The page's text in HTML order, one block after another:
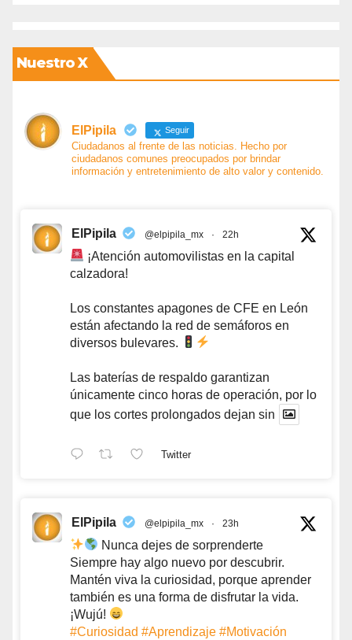
Nuestro X
ElPipila Seguir
Ciudadanos al frente de las noticias. Hecho por
ciudadanos comunes preocupados por brindar
información y entretenimiento de alto valor y contenido.
ElPipila @elpipila_mx · 22h
¡Atención automovilistas en la capital
calzadora!
Los constantes apagones de CFE en León
están afectando la red de semáforos en
diversos bulevares.
Las baterías de respaldo garantizan
únicamente cinco horas de operación, por lo
que los cortes prolongados dejan sin
Twitter
ElPipila @elpipila_mx · 23h
Nunca dejes de sorprenderte
Siempre hay algo nuevo por descubrir.
Mantén viva la curiosidad, porque aprender
también es una forma de disfrutar la vida.
¡Wujú!
#Curiosidad #Aprendizaje #Motivación